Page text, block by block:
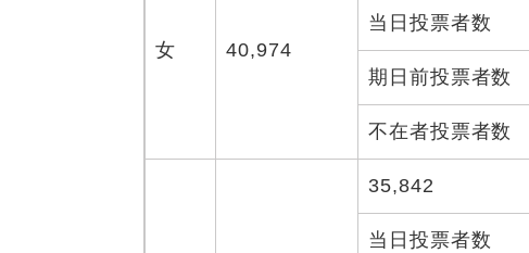
女 40,974
当日投票者数
期日前投票者数
不在者投票者数
35,842
当日投票者数